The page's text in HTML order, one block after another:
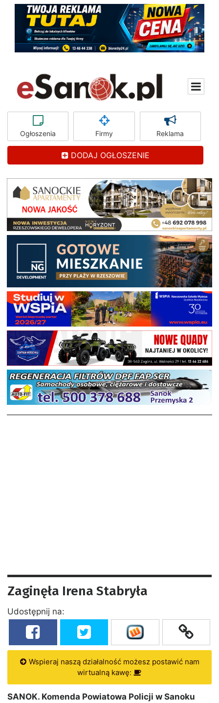
Ogłoszenia Firmy Reklama
DODAJ OGŁOSZENIE
Zaginęła Irena Stabryła
Udostępnij na:
Wspieraj naszą działalność możesz postawić nam
wirtualną kawę:
SANOK. Komenda Powiatowa Policji w Sanoku